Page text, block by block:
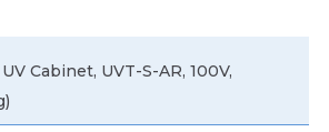
UV Cabinet, UVT-S-AR, 100V,